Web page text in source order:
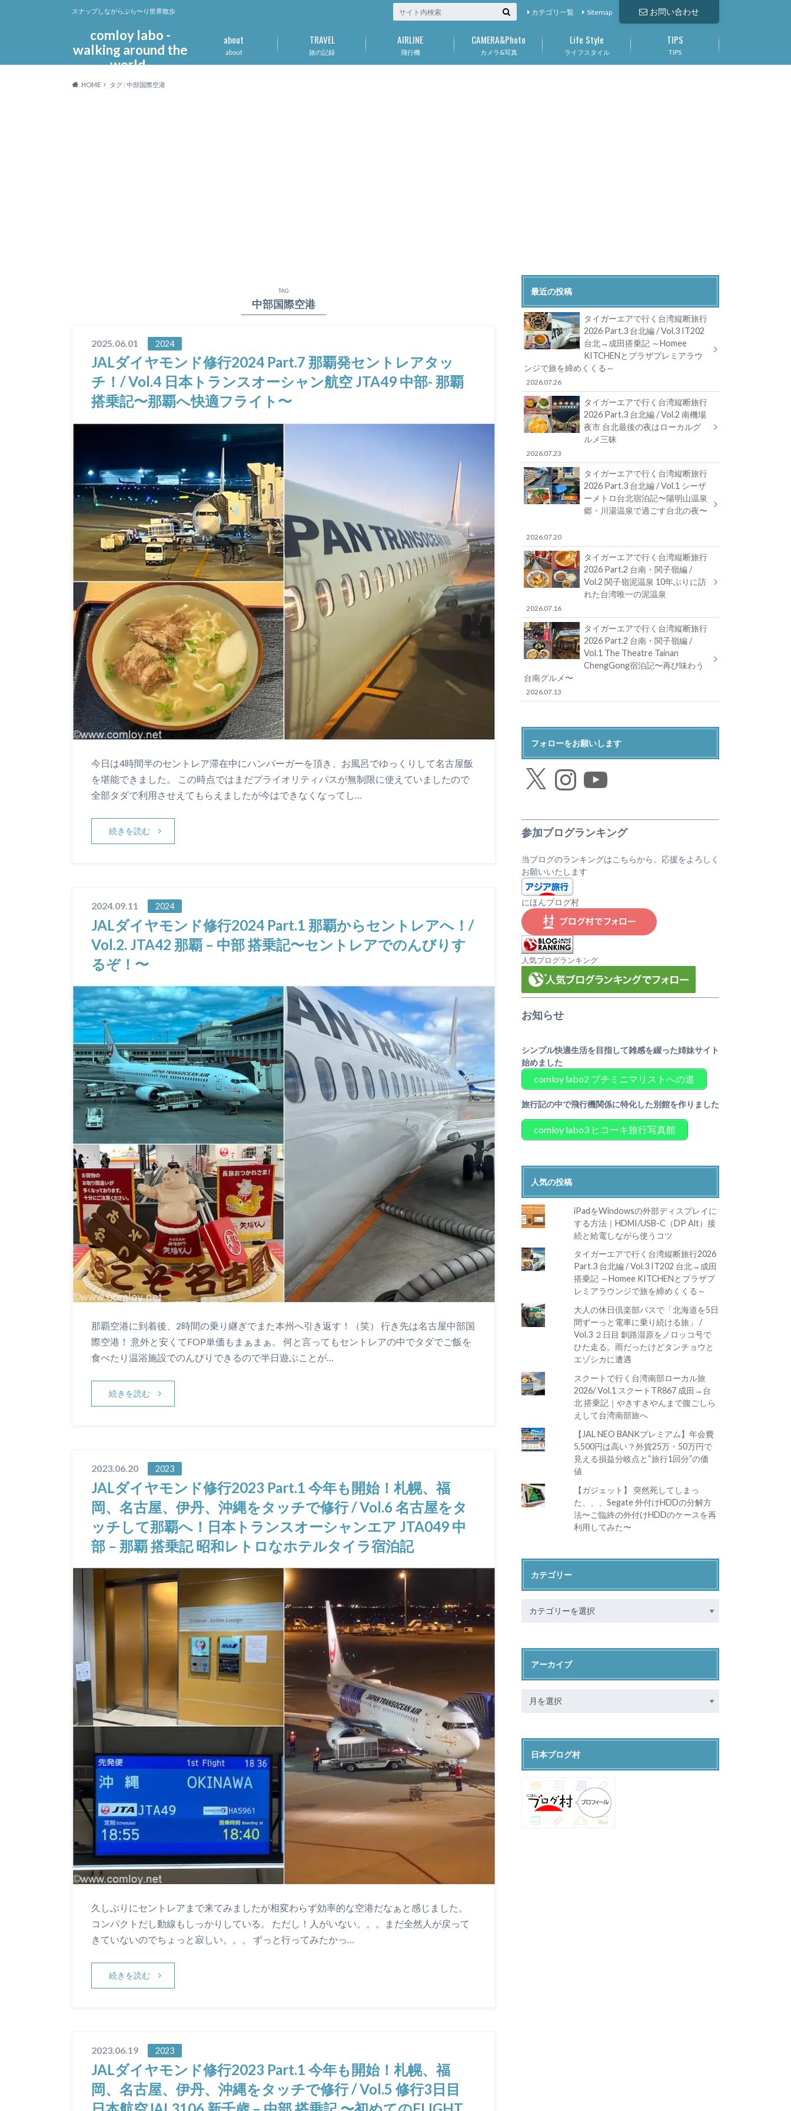
comloy labo -
walking around the
world-
スナップしながらぶら〜り世界散歩 お問い合わせ
カテゴリ一覧 Sitemap
about
about
旅の記録
TRAVEL
飛行機
AIRLINE
カメラ&写真
CAMERA&Photo
ライフスタイル
Life Style
TIPS
TIPS
HOME タグ : 中部国際空港
TAG
中部国際空港
2025.06.01 2024
JALダイヤモンド修行2024 Part.7 那覇発セントレアタッ
チ！/ Vol.4 日本トランスオーシャン航空 JTA49 中部- 那覇
搭乗記〜那覇へ快適フライト〜
今日は4時間半のセントレア滞在中にハンバーガーを頂き、お風呂でゆっくりして名古屋飯
を堪能できました。 この時点ではまだプライオリティパスが無制限に使えていましたので
全部タダで利用させえてもらえましたが今はできなくなってし…
続きを読む
2024.09.11 2024
JALダイヤモンド修行2024 Part.1 那覇からセントレアへ！/
Vol.2. JTA42 那覇 – 中部 搭乗記〜セントレアでのんびりす
るぞ！〜
那覇空港に到着後、2時間の乗り継ぎでまた本州へ引き返す！（笑） 行き先は名古屋中部国
際空港！ 意外と安くてFOP単価もまぁまぁ。 何と言ってもセントレアの中でタダでご飯を
食べたり温浴施設でのんびりできるので半日遊ぶことが…
続きを読む
2023.06.20 2023
JALダイヤモンド修行2023 Part.1 今年も開始！札幌、福
岡、名古屋、伊丹、沖縄をタッチで修行 / Vol.6 名古屋をタ
ッチして那覇へ！日本トランスオーシャンエア JTA049 中
部 – 那覇 搭乗記 昭和レトロなホテルタイラ宿泊記
久しぶりにセントレアまで来てみましたが相変わらず効率的な空港だなぁと感じました。
コンパクトだし動線もしっかりしている。 ただし！人がいない。。。まだ全然人が戻って
きていないのでちょっと寂しい。。。 ずっと行ってみたかっ…
続きを読む
2023.06.19 2023
JALダイヤモンド修行2023 Part.1 今年も開始！札幌、福
岡、名古屋、伊丹、沖縄をタッチで修行 / Vol.5 修行3日目
最近の投稿
タイガーエアで行く台湾縦断旅行
2026 Part.3 台北編 / Vol.3 IT202
台北→成田搭乗記 ～Homee
KITCHENとプラザプレミアラウ
ンジで旅を締めくくる～
2026.07.26
タイガーエアで行く台湾縦断旅行
2026 Part.3 台北編 / Vol.2 南機場
夜市 台北最後の夜はローカルグ
ルメ三昧
2026.07.23
タイガーエアで行く台湾縦断旅行
2026 Part.3 台北編 / Vol.1 シーザ
ーメトロ台北宿泊記〜陽明山温泉
郷・川湯温泉で過ごす台北の夜〜
2026.07.20
タイガーエアで行く台湾縦断旅行
2026 Part.2 台南・関子嶺編 /
Vol.2 関子嶺泥温泉 10年ぶりに訪
れた台湾唯一の泥温泉
2026.07.16
タイガーエアで行く台湾縦断旅行
2026 Part.2 台南・関子嶺編 /
Vol.1 The Theatre Tainan
ChengGong宿泊記〜再び味わう
台南グルメ〜
2026.07.13
フォローをお願いします
Instagram
参加ブログランキング
当ブログのランキングはこちらから。応援をよろしく
お願いいたします
にほんブログ村
人気ブログランキング
お知らせ
シンプル快適生活を目指して雑感を綴った姉妹サイト
始めました
comloy labo2 プチミニマリストへの道
旅行記の中で飛行機関係に特化した別館を作りました
comloy labo3 ヒコーキ旅行写真館
人気の投稿
iPadをWindowsの外部ディスプレイに
する方法｜HDMI/USB-C（DP Alt）接
続と給電しながら使うコツ
タイガーエアで行く台湾縦断旅行2026
Part.3 台北編 / Vol.3 IT202 台北→成田
搭乗記 ～Homee KITCHENとプラザプ
レミアラウンジで旅を締めくくる～
大人の休日倶楽部パスで「北海道を5日
間ずーっと電車に乗り続ける旅」 /
Vol.3 ２日目 釧路湿原をノロッコ号で
ひた走る。雨だったけどタンチョウと
エゾシカに遭遇
スクートで行く台湾南部ローカル旅
2026/ Vol.1 スクートTR867 成田→台
北 搭乗記｜やきすきやんまで腹ごしら
えして台湾南部旅へ
【JAL NEO BANKプレミアム】年会費
5,500円は高い？外貨25万・50万円で
見える損益分岐点と“旅行1回分”の価
値
【ガジェット】 突然死してしまっ
た、、、Segate 外付けHDDの分解方
法〜ご臨終の外付けHDDのケースを再
利用してみた〜
カテゴリー
アーカイブ
日本ブログ村